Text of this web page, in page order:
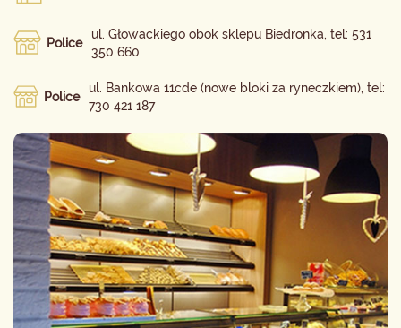
Police
ul. Głowackiego obok sklepu Biedronka, tel: 531
350 660
Police
ul. Bankowa 11cde (nowe bloki za ryneczkiem), tel:
730 421 187